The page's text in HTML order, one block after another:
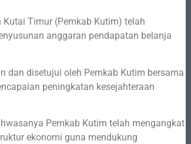
Timur (Pemkab Kutim) telah
anggaran pendapatan belanja
dan disetujui oleh Pemkab Kutim bersama
peningkatan kesejahteraan
Pemkab Kutim telah mengangkat
ekonomi guna mendukung